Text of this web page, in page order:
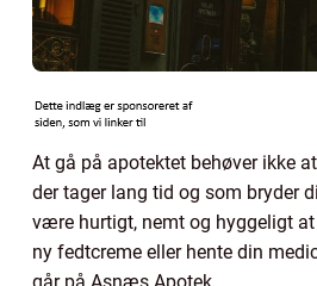
At gå på apotektet behøver ikke
der tager lang tid og som bryder
være hurtigt, nemt og hyggeligt
ny fedtcreme eller hente din